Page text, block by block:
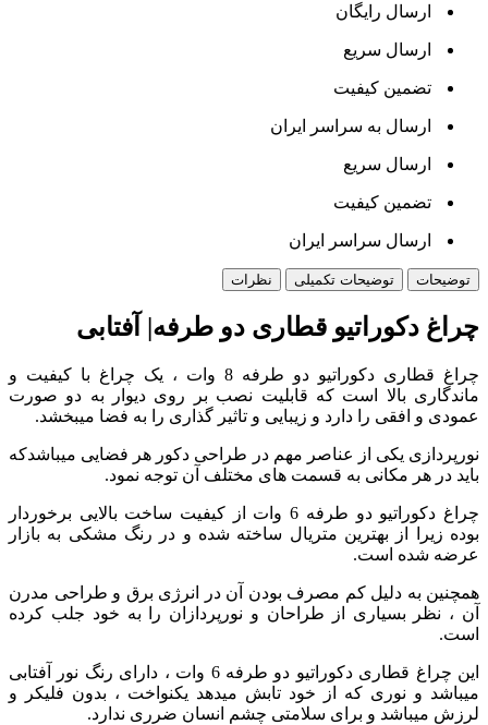
ارسال رایگان
ارسال سریع
تضمین کیفیت
ارسال به سراسر ایران
ارسال سریع
تضمین کیفیت
ارسال سراسر ایران
توضیحات توضیحات تکمیلی نظرات
چراغ دکوراتیو قطاری دو طرفه| آفتابی
چراغ قطاری دکوراتیو دو طرفه 8 وات ، یک چراغ با کیفیت و
ماندگاری بالا است که قابلیت نصب بر روی دیوار به دو صورت
عمودی و افقی را دارد و زیبایی و تاثیر گذاری را به فضا میبخشد.
نورپردازی یکی از عناصر مهم در طراحی دکور هر فضایی میباشدکه
باید در هر مکانی به قسمت های مختلف آن توجه نمود.
چراغ دکوراتیو دو طرفه 6 وات از کیفیت ساخت بالایی برخوردار
بوده زیرا از بهترین متریال ساخته شده و در رنگ مشکی به بازار
عرضه شده است.
همچنین به دلیل کم مصرف بودن آن در انرژی برق و طراحی مدرن
آن ، نظر بسیاری از طراحان و نورپردازان را به خود جلب کرده
است.
این چراغ قطاری دکوراتیو دو طرفه 6 وات ، دارای رنگ نور آفتابی
میباشد و نوری که از خود تابش میدهد یکنواخت ، بدون فلیکر و
لرزش میباشد و برای سلامتی چشم انسان ضرری ندارد.